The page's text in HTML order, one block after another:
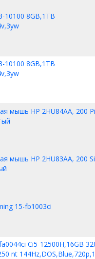
10100 8GB,1TB
10100 8GB,1TB
мышь HP 2HU84AA, 200
мышь HP 2HU83AA, 200
15-fb1003ci
Ci5-12500H,16GB
nt